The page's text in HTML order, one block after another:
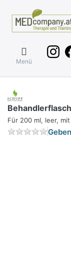
Menü
Für 200 ml, leer,